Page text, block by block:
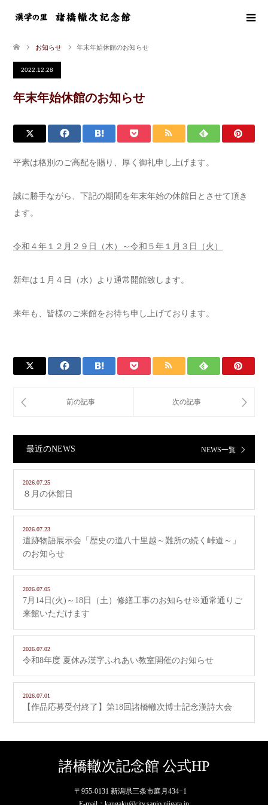
お知らせ 年末年始休館のお知らせ
2022.12.28
年末年始休館のお知らせ
平素は格別のご高配を賜り、厚く御礼申し上げます。
誠に勝手ながら、下記の期間を年末年始の休館日とさせて頂き
ます。
令和４年１２月２９日（木）～令和５年１月３日（火）
新年は１月４日（水）より通常開館致します。
来年も、皆様のご来館をお待ち申し上げております。
最近のNEWS NEWS一覧
2026.07.25
８月の休館日
2026.07.23
遺跡物語展示会「歴史の道八十里越～難所の続く峠道～」
のお知らせ
2026.07.05
7月14日(火)～18日（土）修繕工事のお知らせ※通常通りご
来館いただけます
2026.07.02
令和8年度 夏休み漢字ふれあい教室開催のお知らせ
2026.07.01
【作品応募受付終了】第18回諸橋轍次博士記念漢詩大会
諸橋轍次記念館 公式HP
〒955-0131 新潟県三条市庭月434−1